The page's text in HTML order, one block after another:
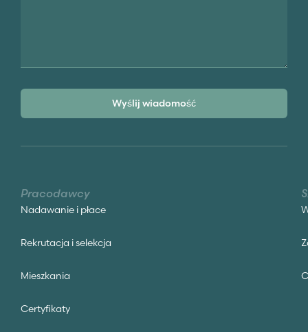
Wyślij wiadomość
Pracodawcy
Nadawanie i płace
Rekrutacja i selekcja
Mieszkania
Certyfikaty